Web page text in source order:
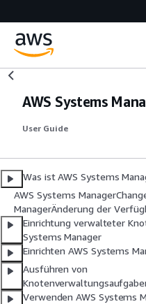
AWS Systems
User Guide
Was ist AWS Systems
AWS Systems
ManagerÄnderung der
Einrichtung verwalteter
Systems Manager
Einrichten AWS Systems
Ausführen von
Verwenden AWS Systems